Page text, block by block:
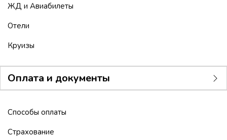
ЖД и Авиабилеты
Отели
Круизы
Оплата и документы
Способы оплаты
Страхование